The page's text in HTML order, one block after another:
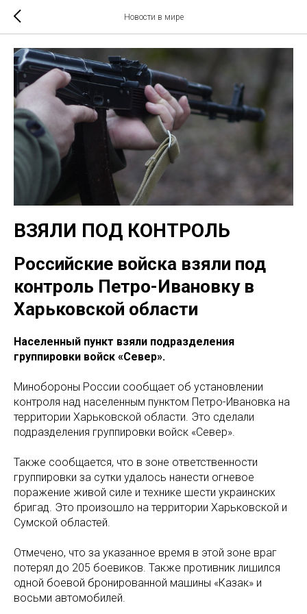
Новости в мире
ВЗЯЛИ ПОД КОНТРОЛЬ
Российские войска взяли под
контроль Петро-Ивановку в
Харьковской области
Населенный пункт взяли подразделения
группировки войск «Север».
Минобороны России сообщает об установлении
контроля над населенным пунктом Петро-Ивановка на
территории Харьковской области. Это сделали
подразделения группировки войск «Север».
Также сообщается, что в зоне ответственности
группировки за сутки удалось нанести огневое
поражение живой силе и технике шести украинских
бригад. Это произошло на территории Харьковской и
Сумской областей.
Отмечено, что за указанное время в этой зоне враг
потерял до 205 боевиков. Также противник лишился
одной боевой бронированной машины «Казак» и
восьми автомобилей.